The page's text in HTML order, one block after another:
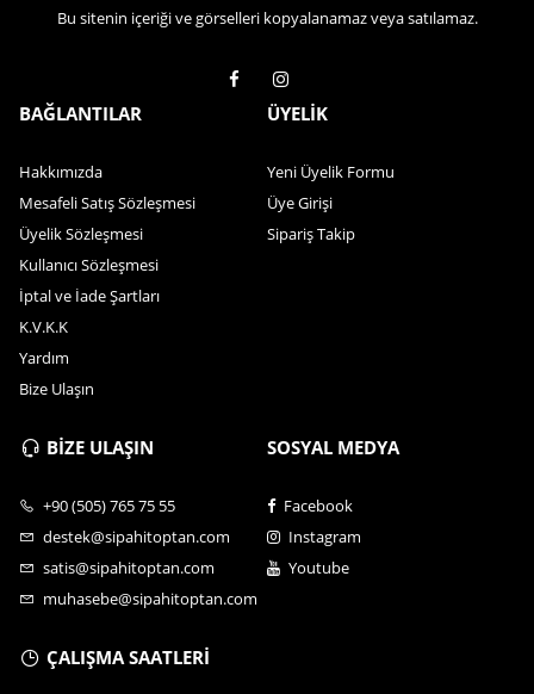
Bu sitenin içeriği ve görselleri kopyalanamaz veya satılamaz.
BAĞLANTILAR
Hakkımızda
Mesafeli Satış Sözleşmesi
Üyelik Sözleşmesi
Kullanıcı Sözleşmesi
İptal ve İade Şartları
K.V.K.K
Yardım
Bize Ulaşın
ÜYELİK
Yeni Üyelik Formu
Üye Girişi
Sipariş Takip
BİZE ULAŞIN
+90 (505) 765 75 55
destek@sipahitoptan.com
satis@sipahitoptan.com
muhasebe@sipahitoptan.com
SOSYAL MEDYA
Facebook
Instagram
Youtube
ÇALIŞMA SAATLERİ